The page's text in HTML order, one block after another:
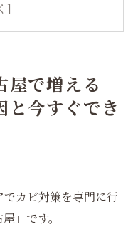
方法
！カビを防ぐため
屋で増える
と今すぐでき
カビ対策を専門に行
」です。